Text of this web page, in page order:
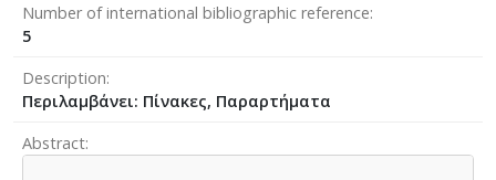
Number of international bibliographic reference
5
Description
Περιλαμβάνει: Πίνακες, Παραρτήματα
Abstract